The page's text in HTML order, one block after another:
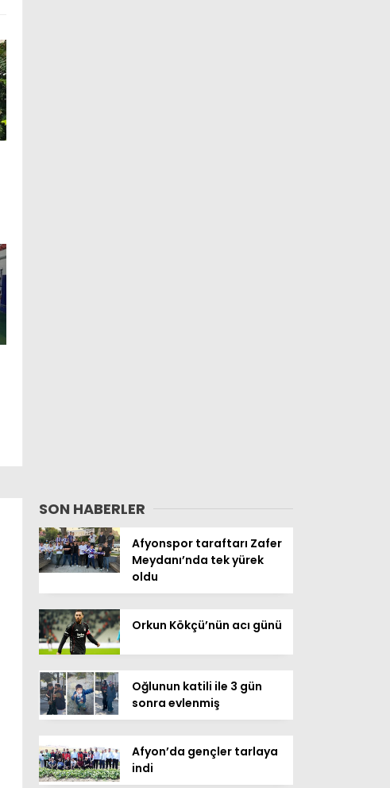
SON HABERLER
Afyonspor taraftarı Zafer
Meydanı’nda tek yürek
oldu
Orkun Kökçü’nün acı günü
Oğlunun katili ile 3 gün
sonra evlenmiş
Afyon’da gençler tarlaya
indi